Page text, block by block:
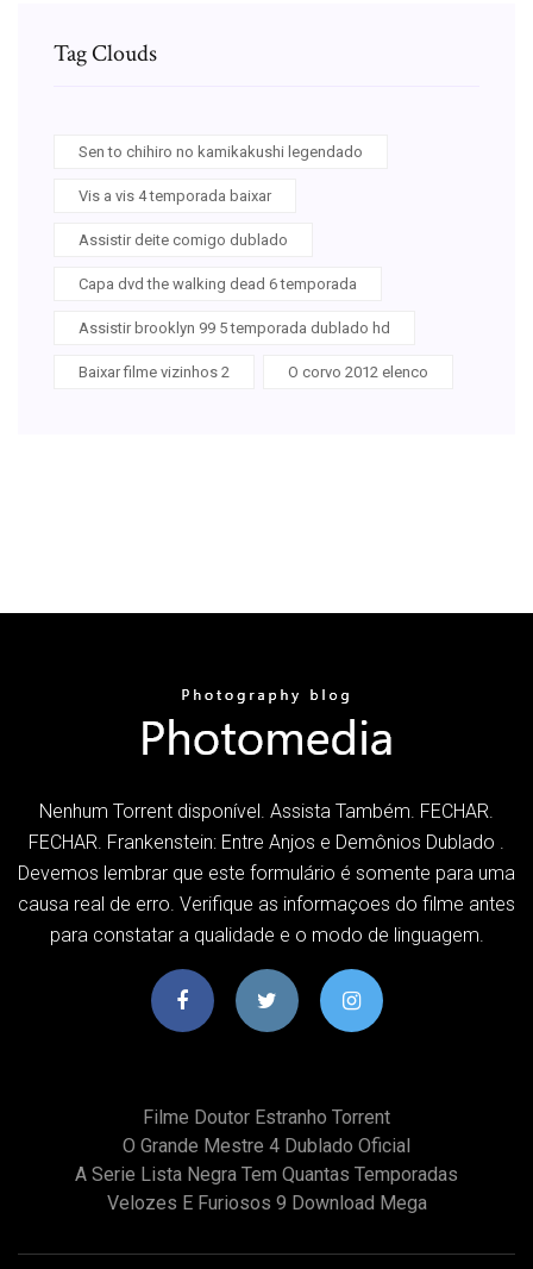
Tag Clouds
Sen to chihiro no kamikakushi legendado
Vis a vis 4 temporada baixar
Assistir deite comigo dublado
Capa dvd the walking dead 6 temporada
Assistir brooklyn 99 5 temporada dublado hd
Baixar filme vizinhos 2 O corvo 2012 elenco
Nenhum Torrent disponível. Assista Também. FECHAR.
FECHAR. Frankenstein: Entre Anjos e Demônios Dublado .
Devemos lembrar que este formulário é somente para uma
causa real de erro. Verifique as informaçoes do filme antes
para constatar a qualidade e o modo de linguagem.
Filme Doutor Estranho Torrent
O Grande Mestre 4 Dublado Oficial
A Serie Lista Negra Tem Quantas Temporadas
Velozes E Furiosos 9 Download Mega